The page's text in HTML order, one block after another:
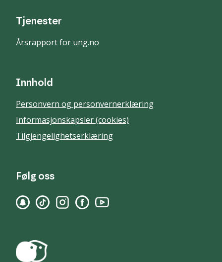
Tjenester
Årsrapport for ung.no
Innhold
Personvern og personvernerklæring
Informasjonskapsler (cookies)
Tilgjengelighetserklæring
Følg oss